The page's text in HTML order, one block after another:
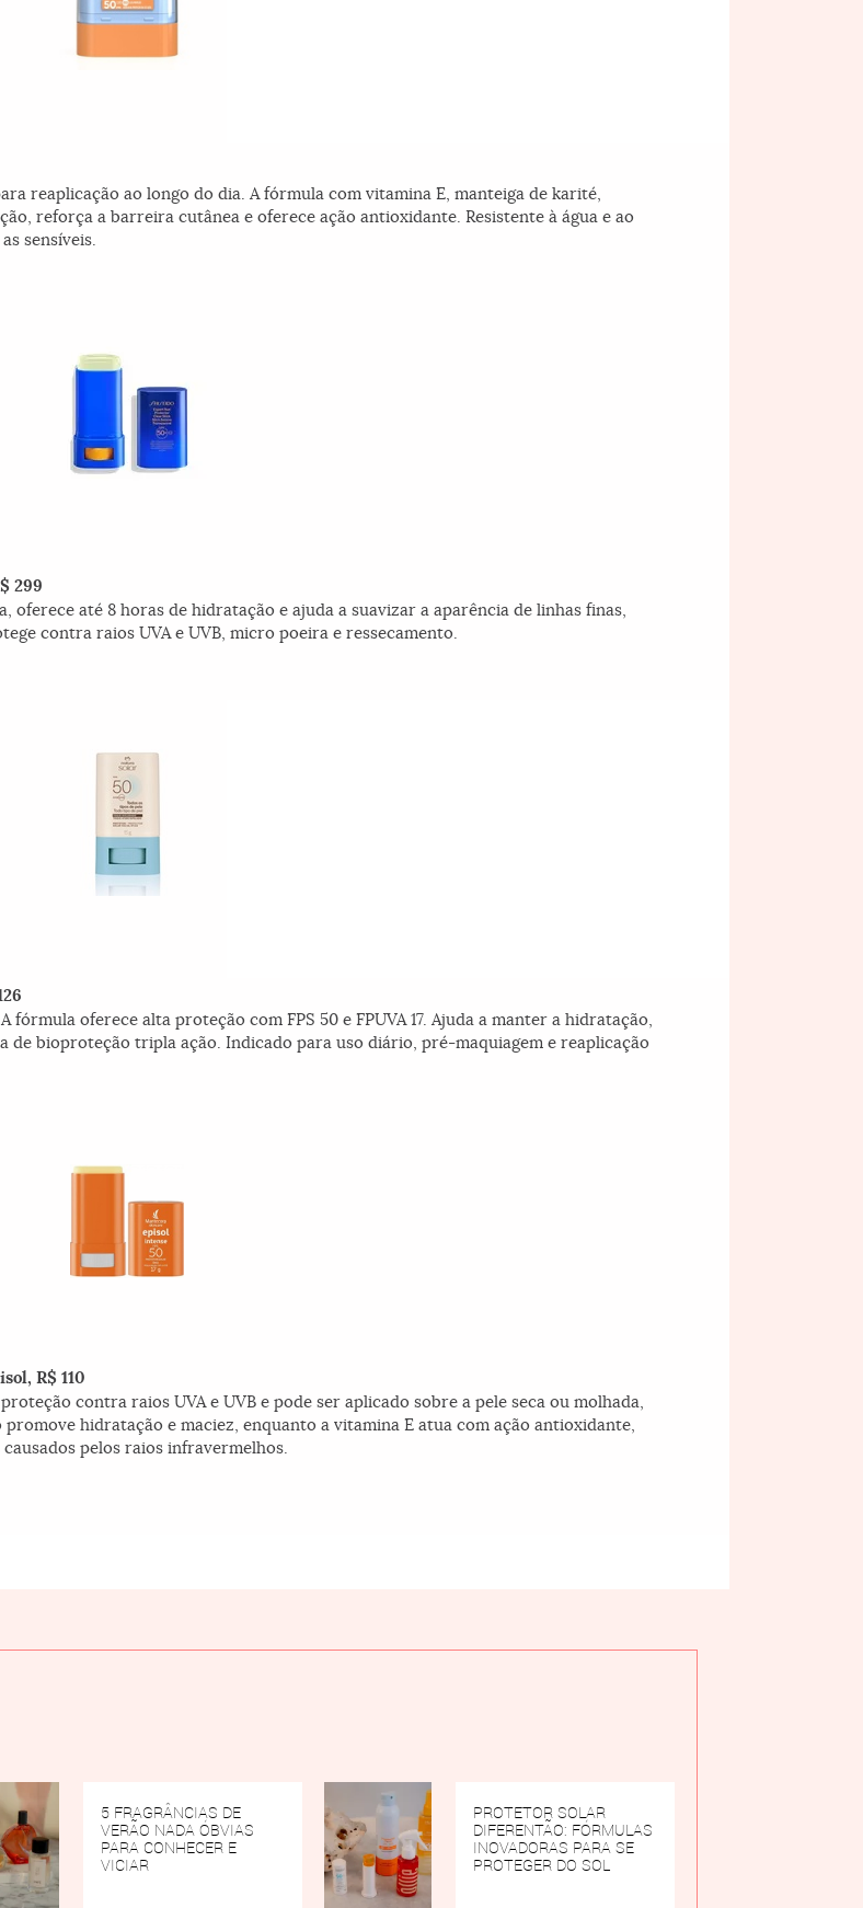
reaplicação ao longo do dia. A fórmula com vitamina E, manteiga de karité,
reforça a barreira cutânea e oferece ação antioxidante. Resistente à água e ao
sensíveis.
299
até 8 horas de hidratação e ajuda a suavizar a aparência de linhas finas,
contra raios UVA e UVB, micro poeira e ressecamento.
oferece alta proteção com FPS 50 e FPUVA 17. Ajuda a manter a hidratação,
de bioproteção tripla ação. Indicado para uso diário, pré-maquiagem e reaplicação
R$ 110
contra raios UVA e UVB e pode ser aplicado sobre a pele seca ou molhada,
hidratação e maciez, enquanto a vitamina E atua com ação antioxidante,
pelos raios infravermelhos.
5 FRAGRÂNCIAS DE
VERÃO NADA ÓBVIAS
PARA CONHECER E
VICIAR
PROTETOR SOLAR
DIFERENTÃO: FÓRMULAS
INOVADORAS PARA SE
PROTEGER DO SOL